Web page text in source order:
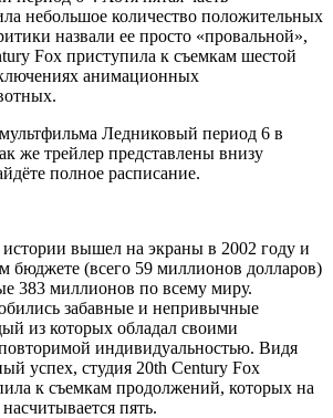
небольшое количество положительных
назвали ее просто «провальной»,
Fox приступила к съемкам шестой
анимационных
Ледниковый период 6 в
же трейлер представлены внизу
полное расписание.
вышел на экраны в 2002 году и
бюджете (всего 59 миллионов долларов)
383 миллионов по всему миру.
забавные и непривычные
из которых обладал своими
индивидуальностью. Видя
успех, студия 20th Century Fox
к съемкам продолжений, которых на
пять.